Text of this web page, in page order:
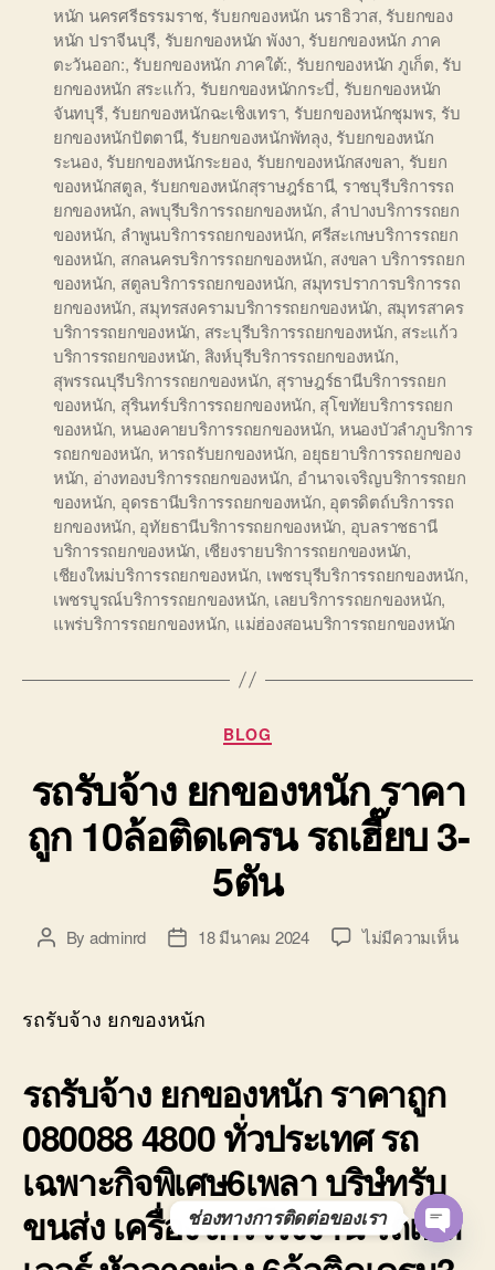
หนัก นครศรีธรรมราช, รับยกของหนัก นราธิวาส, รับยกของ
หนัก ปราจีนบุรี, รับยกของหนัก พังงา, รับยกของหนัก ภาค
ตะวันออก:, รับยกของหนัก ภาคใต้:, รับยกของหนัก ภูเก็ต, รับ
ยกของหนัก สระแก้ว, รับยกของหนักกระบี่, รับยกของหนัก
จันทบุรี, รับยกของหนักฉะเชิงเทรา, รับยกของหนักชุมพร, รับ
ยกของหนักปัตตานี, รับยกของหนักพัทลุง, รับยกของหนัก
ระนอง, รับยกของหนักระยอง, รับยกของหนักสงขลา, รับยก
ของหนักสตูล, รับยกของหนักสุราษฎร์ธานี, ราชบุรีบริการรถ
ยกของหนัก, ลพบุรีบริการรถยกของหนัก, ลำปางบริการรถยก
ของหนัก, ลำพูนบริการรถยกของหนัก, ศรีสะเกษบริการรถยก
ของหนัก, สกลนครบริการรถยกของหนัก, สงขลา บริการรถยก
ของหนัก, สตูลบริการรถยกของหนัก, สมุทรปราการบริการรถ
ยกของหนัก, สมุทรสงครามบริการรถยกของหนัก, สมุทรสาคร
บริการรถยกของหนัก, สระบุรีบริการรถยกของหนัก, สระแก้ว
บริการรถยกของหนัก, สิงห์บุรีบริการรถยกของหนัก,
สุพรรณบุรีบริการรถยกของหนัก, สุราษฎร์ธานีบริการรถยก
ของหนัก, สุรินทร์บริการรถยกของหนัก, สุโขทัยบริการรถยก
ของหนัก, หนองคายบริการรถยกของหนัก, หนองบัวลำภูบริการ
รถยกของหนัก, หารถรับยกของหนัก, อยุธยาบริการรถยกของ
หนัก, อ่างทองบริการรถยกของหนัก, อำนาจเจริญบริการรถยก
ของหนัก, อุดรธานีบริการรถยกของหนัก, อุตรดิตถ์บริการรถ
ยกของหนัก, อุทัยธานีบริการรถยกของหนัก, อุบลราชธานี
บริการรถยกของหนัก, เชียงรายบริการรถยกของหนัก,
เชียงใหม่บริการรถยกของหนัก, เพชรบุรีบริการรถยกของหนัก,
เพชรบูรณ์บริการรถยกของหนัก, เลยบริการรถยกของหนัก,
แพร่บริการรถยกของหนัก, แม่ฮ่องสอนบริการรถยกของหนัก
Categories
BLOG
รถรับจ้าง ยกของหนัก ราคา
ถูก 10ล้อติดเครน รถเฮี๊ยบ 3-
5ตัน
PostBy adminrd
Post18 มีนาคม 2024 ไม่มีความเห็นบน
รถ
เฮี๊ยบ
รถรับจ้าง ยกของหนัก
รถรับจ้าง ยกของหนัก ราคาถูก
080088 4800 ทั่วประเทศ รถ
เฉพาะกิจพิเศษ6เพลา บริษํทรับ
ขนส่ง เครื่องจักรโรงงาน รถเทล
ช่องทางการติดต่อของเรา